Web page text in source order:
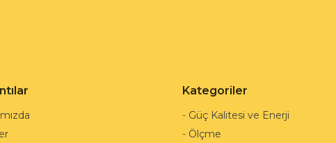
Kategoriler
- Güç Kalitesi ve Enerji
- Ölçme